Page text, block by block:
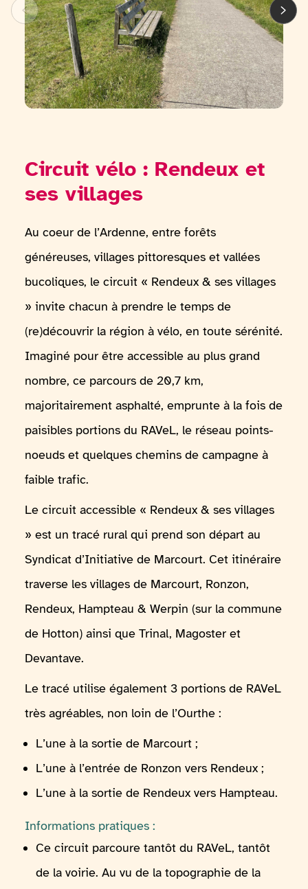
Circuit vélo : Rendeux et
ses villages
Au coeur de l’Ardenne, entre forêts
généreuses, villages pittoresques et vallées
bucoliques, le circuit « Rendeux & ses villages
» invite chacun à prendre le temps de
(re)découvrir la région à vélo, en toute sérénité.
Imaginé pour être accessible au plus grand
nombre, ce parcours de 20,7 km,
majoritairement asphalté, emprunte à la fois de
paisibles portions du RAVeL, le réseau points-
noeuds et quelques chemins de campagne à
faible trafic.
Le circuit accessible « Rendeux & ses villages
» est un tracé rural qui prend son départ au
Syndicat d’Initiative de Marcourt. Cet itinéraire
traverse les villages de Marcourt, Ronzon,
Rendeux, Hampteau & Werpin (sur la commune
de Hotton) ainsi que Trinal, Magoster et
Devantave.
Le tracé utilise également 3 portions de RAVeL
très agréables, non loin de l’Ourthe :
L’une à la sortie de Marcourt ;
L’une à l’entrée de Ronzon vers Rendeux ;
L’une à la sortie de Rendeux vers Hampteau.
Informations pratiques :
Ce circuit parcoure tantôt du RAVeL, tantôt
de la voirie. Au vu de la topographie de la